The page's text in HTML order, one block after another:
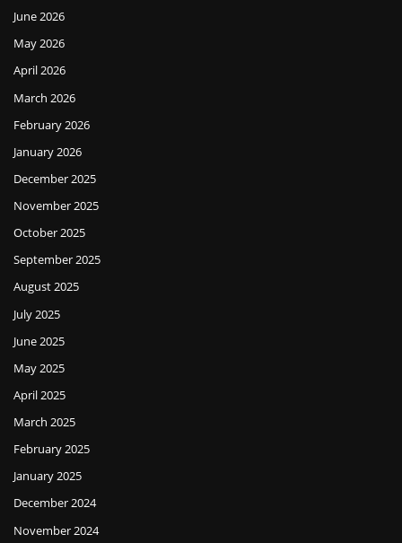
June 2026
May 2026
April 2026
March 2026
February 2026
January 2026
December 2025
November 2025
October 2025
September 2025
August 2025
July 2025
June 2025
May 2025
April 2025
March 2025
February 2025
January 2025
December 2024
November 2024